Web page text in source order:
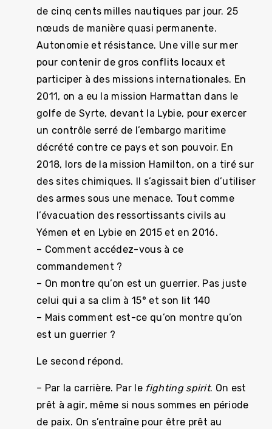
de cinq cents milles nautiques par jour. 25
nœuds de manière quasi permanente.
Autonomie et résistance. Une ville sur mer
pour contenir de gros conflits locaux et
participer à des missions internationales. En
2011, on a eu la mission Harmattan dans le
golfe de Syrte, devant la Lybie, pour exercer
un contrôle serré de l’embargo maritime
décrété contre ce pays et son pouvoir. En
2018, lors de la mission Hamilton, on a tiré sur
des sites chimiques. Il s’agissait bien d’utiliser
des armes sous une menace. Tout comme
l’évacuation des ressortissants civils au
Yémen et en Lybie en 2015 et en 2016.
– Comment accédez-vous à ce
commandement ?
– On montre qu’on est un guerrier. Pas juste
celui qui a sa clim à 15° et son lit 140
– Mais comment est-ce qu’on montre qu’on
est un guerrier ?
Le second répond.
– Par la carrière. Par le fighting spirit. On est
prêt à agir, même si nous sommes en période
de paix. On s’entraîne pour être prêt au